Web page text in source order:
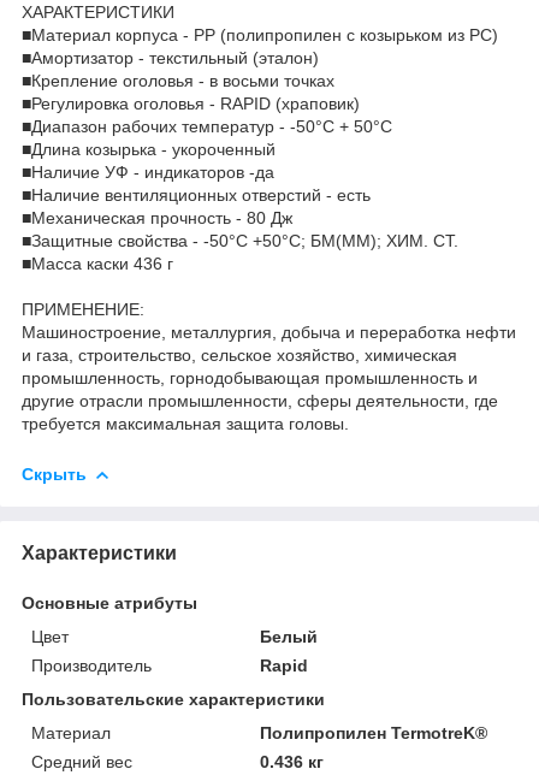
ХАРАКТЕРИСТИКИ
■Материал корпуса - PP (полипропилен с козырьком из РС)
■Амортизатор - текстильный (эталон)
■Крепление оголовья - в восьми точках
■Регулировка оголовья - RAPID (храповик)
■Диапазон рабочих температур - -50°C + 50°C
■Длина козырька - укороченный
■Наличие УФ - индикаторов -да
■Наличие вентиляционных отверстий - есть
■Механическая прочность - 80 Дж
■Защитные свойства - -50°C +50°C; БM(ММ); ХИМ. СТ.
■Масса каски 436 г
ПРИМЕНЕНИЕ:
Машиностроение, металлургия, добыча и переработка нефти
и газа, строительство, сельское хозяйство, химическая
промышленность, горнодобывающая промышленность и
другие отрасли промышленности, сферы деятельности, где
требуется максимальная защита головы.
Скрыть
Характеристики
Основные атрибуты
Цвет
Белый
Производитель
Rapid
Пользовательские характеристики
Материал
Полипропилен TermotreK®
Средний вес
0.436 кг